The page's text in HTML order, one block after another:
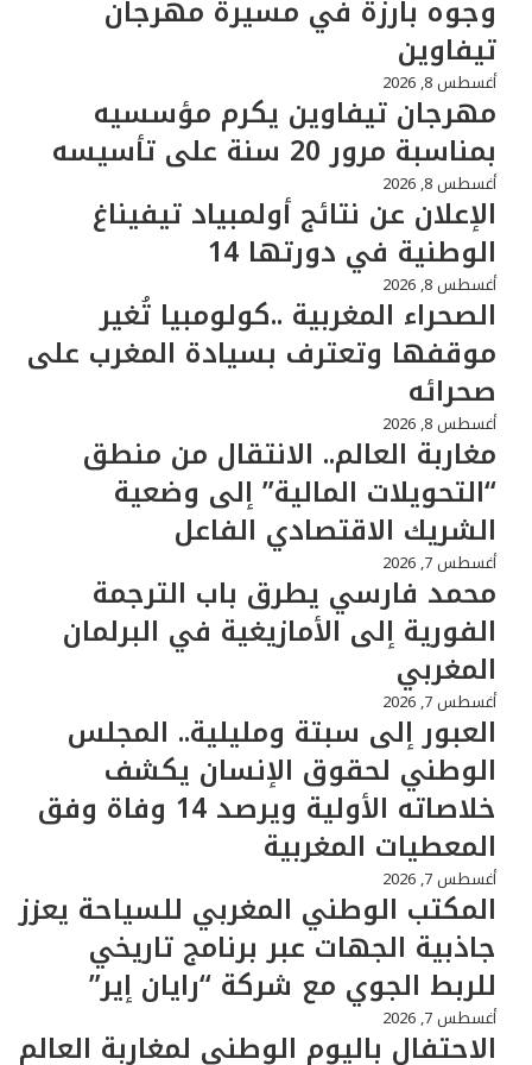
وجوه بارزة في مسيرة مهرجان
تيفاوين
أغسطس 8, 2026
مهرجان تيفاوين يكرم مؤسسيه
بمناسبة مرور 20 سنة على تأسيسه
أغسطس 8, 2026
الإعلان عن نتائج أولمبياد تيفيناغ
الوطنية في دورتها 14
أغسطس 8, 2026
الصحراء المغربية ..كولومبيا تُغير
موقفها وتعترف بسيادة المغرب على
صحرائه
أغسطس 8, 2026
مغاربة العالم.. الانتقال من منطق
“التحويلات المالية” إلى وضعية
الشريك الاقتصادي الفاعل
أغسطس 7, 2026
محمد فارسي يطرق باب الترجمة
الفورية إلى الأمازيغية في البرلمان
المغربي
أغسطس 7, 2026
العبور إلى سبتة ومليلية.. المجلس
الوطني لحقوق الإنسان يكشف
خلاصاته الأولية ويرصد 14 وفاة وفق
المعطيات المغربية
أغسطس 7, 2026
المكتب الوطني المغربي للسياحة يعزز
جاذبية الجهات عبر برنامج تاريخي
للربط الجوي مع شركة “رايان إير”
أغسطس 7, 2026
الاحتفال باليوم الوطني لمغاربة العالم